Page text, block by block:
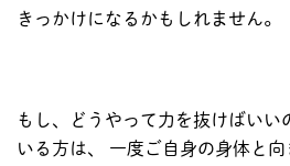
きっかけになるかもしれません。
もし、どうやって力を抜けばいい
いる方は、 一度ご自身の身体と